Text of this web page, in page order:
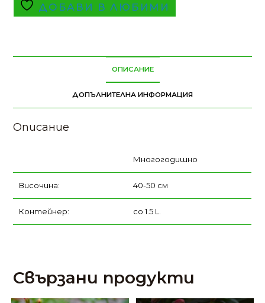
ДОБАВИ В ЛЮБИМИ
ОПИСАНИЕ
ДОПЪЛНИТЕЛНА ИНФОРМАЦИЯ
Описание
Многогодишно
Височина: 40-50 см
Контейнер: co 1.5 L.
Свързани продукти